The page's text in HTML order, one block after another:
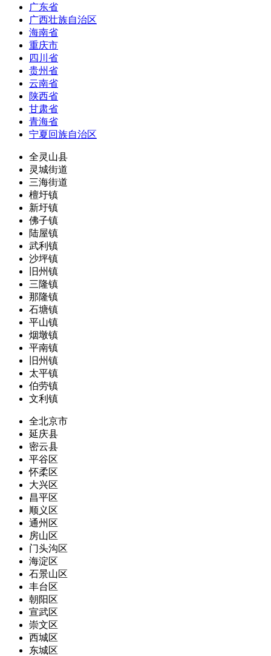
广东省
广西壮族自治区
海南省
重庆市
四川省
贵州省
云南省
陕西省
甘肃省
青海省
宁夏回族自治区
全灵山县
灵城街道
三海街道
檀圩镇
新圩镇
佛子镇
陆屋镇
武利镇
沙坪镇
旧州镇
三隆镇
那隆镇
石塘镇
平山镇
烟墩镇
平南镇
旧州镇
太平镇
伯劳镇
文利镇
全北京市
延庆县
密云县
平谷区
怀柔区
大兴区
昌平区
顺义区
通州区
房山区
门头沟区
海淀区
石景山区
丰台区
朝阳区
宣武区
崇文区
西城区
东城区